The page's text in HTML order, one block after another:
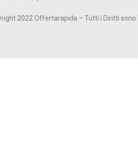
2022 Offertarapida – Tutti i Diritti sono